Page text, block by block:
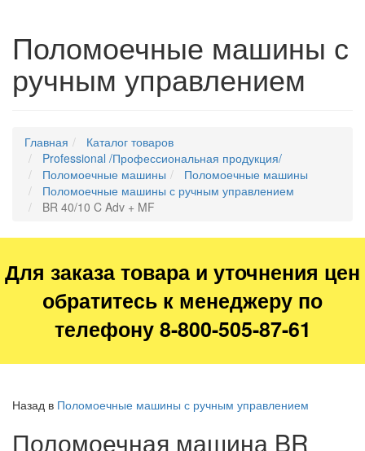
Поломоечные машины с
ручным управлением
Главная
Каталог товаров
Professional /Профессиональная продукция/
Поломоечные машины
Поломоечные машины
Поломоечные машины с ручным управлением
BR 40/10 C Adv + MF
Для заказа товара и уточнения цен
обратитесь к менеджеру по
телефону 8-800-505-87-61
Назад в Поломоечные машины с ручным управлением
Поломоечная машина BR